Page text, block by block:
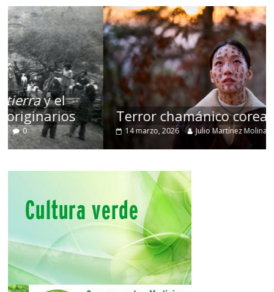
Terror chamánico coreano
14 marzo, 2026 Julio Martínez Molina 0